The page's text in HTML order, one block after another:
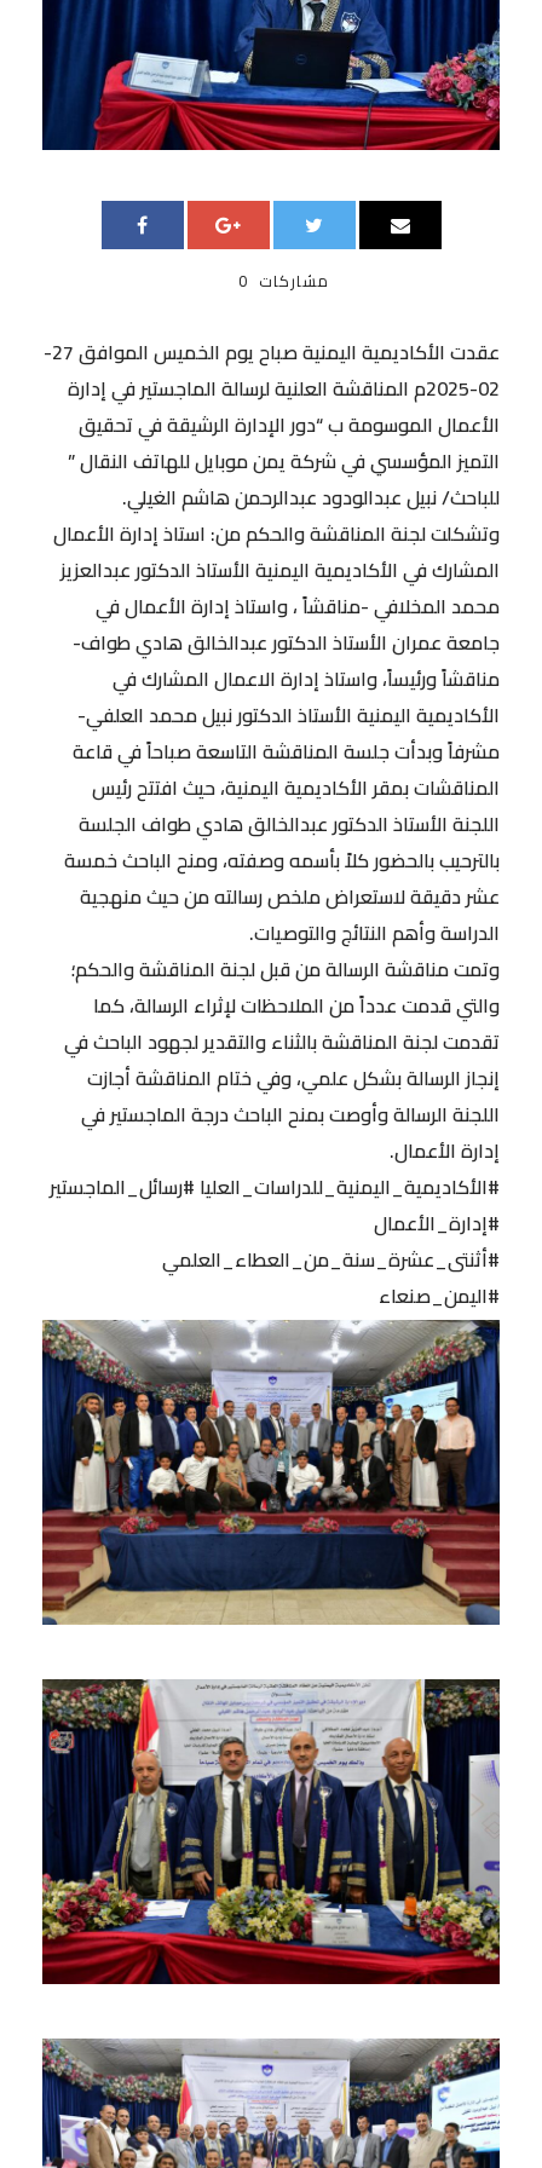
0 مشاركات
عقدت الأكاديمية اليمنية صباح يوم الخميس الموافق 27-
02-2025م المناقشة العلنية لرسالة الماجستير في إدارة
الأعمال الموسومة ب “دور الإدارة الرشيقة في تحقيق
التميز المؤسسي في شركة يمن موبايل للهاتف النقال ”
للباحث/ نبيل عبدالودود عبدالرحمن هاشم الغيلي.
وتشكلت لجنة المناقشة والحكم من: استاذ إدارة الأعمال
المشارك في الأكاديمية اليمنية الأستاذ الدكتور عبدالعزيز
محمد المخلافي -مناقشاً ، واستاذ إدارة الأعمال في
جامعة عمران الأستاذ الدكتور عبدالخالق هادي طواف-
مناقشاً ورئيساً، واستاذ إدارة الاعمال المشارك في
الأكاديمية اليمنية الأستاذ الدكتور نبيل محمد العلفي-
مشرفاً وبدأت جلسة المناقشة التاسعة صباحاً في قاعة
المناقشات بمقر الأكاديمية اليمنية، حيث افتتح رئيس
اللجنة الأستاذ الدكتور عبدالخالق هادي طواف الجلسة
بالترحيب بالحضور كلاً بأسمه وصفته، ومنح الباحث خمسة
عشر دقيقة لاستعراض ملخص رسالته من حيث منهجية
الدراسة وأهم النتائج والتوصيات.
وتمت مناقشة الرسالة من قبل لجنة المناقشة والحكم؛
والتي قدمت عدداً من الملاحظات لإثراء الرسالة، كما
تقدمت لجنة المناقشة بالثناء والتقدير لجهود الباحث في
إنجاز الرسالة بشكل علمي، وفي ختام المناقشة أجازت
اللجنة الرسالة وأوصت بمنح الباحث درجة الماجستير في
إدارة الأعمال.
#الأكاديمية_اليمنية_للدراسات_العليا #رسائل_الماجستير
#إدارة_الأعمال
#أثنتى_عشرة_سنة_من_العطاء_العلمي
#اليمن_صنعاء